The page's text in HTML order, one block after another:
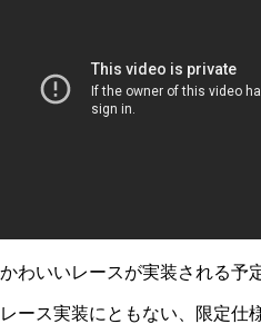
かわいいレースが実装される予
レース実装にともない、限定仕